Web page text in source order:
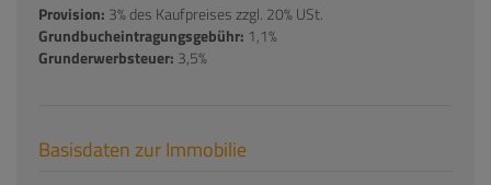
Provision: 3% des Kaufpreises zzgl. 20% USt.
Grundbucheintragungsgebühr: 1,1%
Grunderwerbsteuer: 3,5%
Basisdaten zur Immobilie